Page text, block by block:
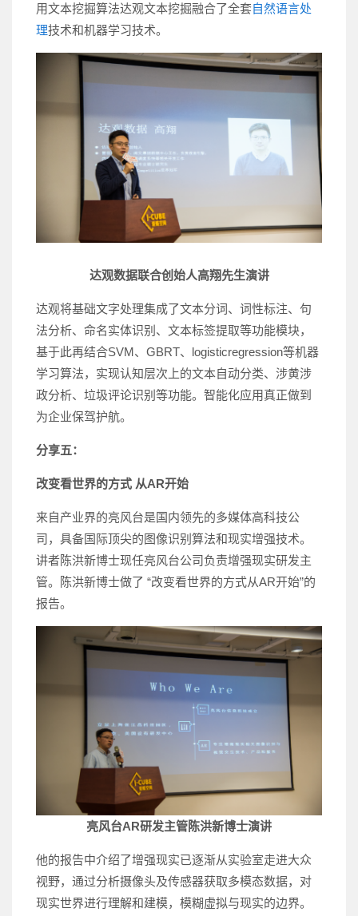
用文本挖掘算法达观文本挖掘融合了全套自然语言处
理技术和机器学习技术。
达观数据联合创始人高翔先生演讲
达观将基础文字处理集成了文本分词、词性标注、句
法分析、命名实体识别、文本标签提取等功能模块，
基于此再结合SVM、GBRT、logisticregression等机器
学习算法，实现认知层次上的文本自动分类、涉黄涉
政分析、垃圾评论识别等功能。智能化应用真正做到
为企业保驾护航。
分享五：
改变看世界的方式 从AR开始
来自产业界的亮风台是国内领先的多媒体高科技公
司，具备国际顶尖的图像识别算法和现实增强技术。
讲者陈洪新博士现任亮风台公司负责增强现实研发主
管。陈洪新博士做了 “改变看世界的方式从AR开始”的
报告。
亮风台AR研发主管陈洪新博士演讲
他的报告中介绍了增强现实已逐渐从实验室走进大众
视野，通过分析摄像头及传感器获取多模态数据，对
现实世界进行理解和建模，模糊虚拟与现实的边界。